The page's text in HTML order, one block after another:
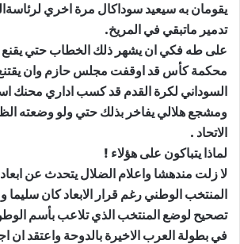
يقومان به سيعيد سوداكال مرة اخري
تدمير ماتبقي في المريخ.
على طه فكي ان يشهر ذلك الخطاب حتي يقنع
محكمة كأس قد اوقفت مجلس حازم وان يقتنع
السوداني لكرة القدم قد كسب اداري محنك
ومشجع هلالي يفاخر بذلك حتي ولو وضعته
الاتحاد .
لماذا يتباكون على هؤلاء !
لا زلت مندهشا واعلام الضلال يتحدث عن
المنتخب الوطني رغم قرار الابعاد كان سليما
تصحيح لوضع المنتخب الذي تلاعب بأسم
في بطولة العرب الاخيرة بالدوحة واعتقد ان